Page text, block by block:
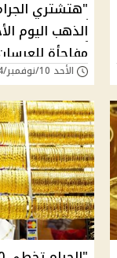
الصاغة|وصل
الأحد 10/نوفمبر/2024 - 06:58 م